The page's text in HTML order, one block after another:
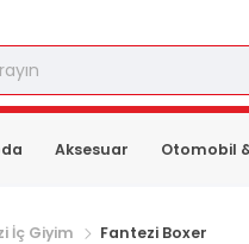
Aksesuar Otomobil
İç Giyim Fantezi Boxer